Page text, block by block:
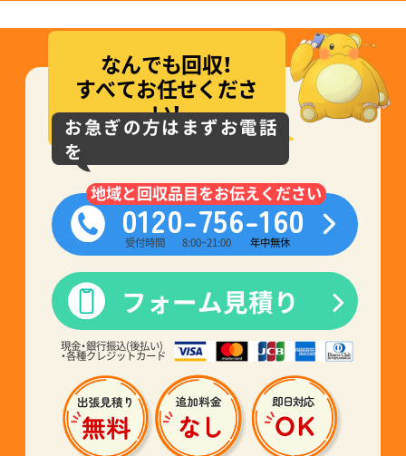
なんでも回収！
すべてお任せくださ
い！
お急ぎの方はまずお電話
を
地域と回収品目をお伝えください
0120-756-160
受付時間 8:00~21:00 年中無休
フォーム見積り
現金・銀行振込(後払い)
・各種クレジットカード